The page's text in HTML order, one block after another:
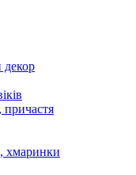
декор
причастя
хмаринки